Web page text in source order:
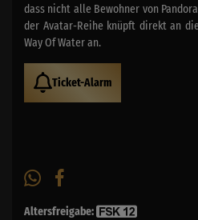
dass nicht alle Bewohner von
der Avatar-Reihe knüpft direkt an
Way Of Water an.
Ticket-Alarm
Altersfreigabe: